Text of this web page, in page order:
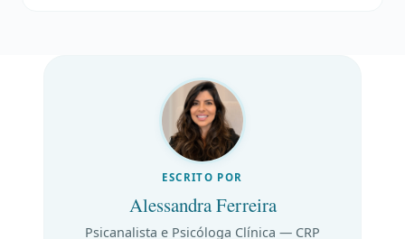
ESCRITO POR
Alessandra Ferreira
Psicanalista e Psicóloga Clínica — CRP